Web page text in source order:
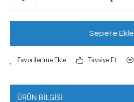
Sepete Ekle
Tavsiye Et
ÜRÜN BİLGİSİ